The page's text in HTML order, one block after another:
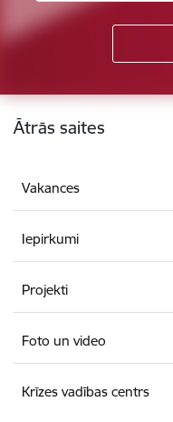
Kājene
Ātrās saites
Vakances
Iepirkumi
Projekti
Foto un video
Krīzes vadības centrs